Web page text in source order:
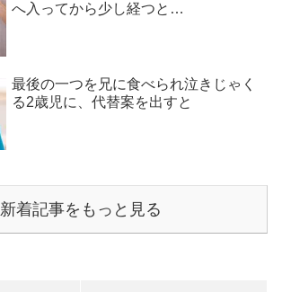
へ入ってから少し経つと…
最後の一つを兄に食べられ泣きじゃく
る2歳児に、代替案を出すと
新着記事をもっと見る